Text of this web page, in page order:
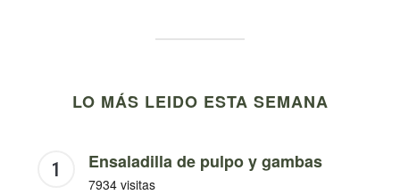
LO MÁS LEIDO ESTA SEMANA
Ensaladilla de pulpo y gambas
7934 visitas